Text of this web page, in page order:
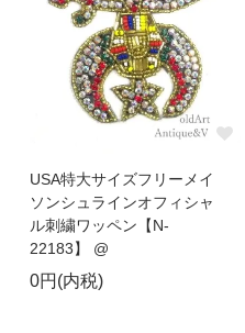
USA特大サイズフリーメイ
ソンシュラインオフィシャ
ル刺繍ワッペン【N-
22183】 @
0円(内税)